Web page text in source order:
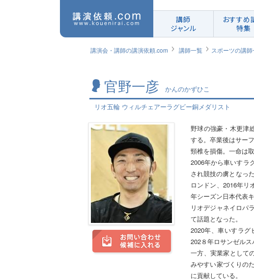
講師
ジャンル
おすすめ
特集
講演会・講師の講演依頼.com 講師一覧 スポーツの講
官野一彦 かんのかずひこ
リオ五輪 ウィルチェアーラグビー銅メダリスト
野球の強豪・木更津
する。卒業後はサー
頸椎を損傷。一命は
2006年から車いすラ
され競技の虜となっ
ロンドン、2016年リ
年シーズン日本代表
リオデジャネイロパ
て話題となった。
2020年、車いすラグ
202８年ロサンゼルス
一方、実業家として
みやすい家づくりの
に貢献している。